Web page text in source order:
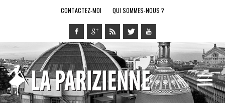
CONTACTEZ-MOI QUI SOMMES-NOUS ?